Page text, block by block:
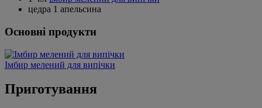
цедра 1 апельсина
Основні продукти
Імбир мелений для випічки
Приготування